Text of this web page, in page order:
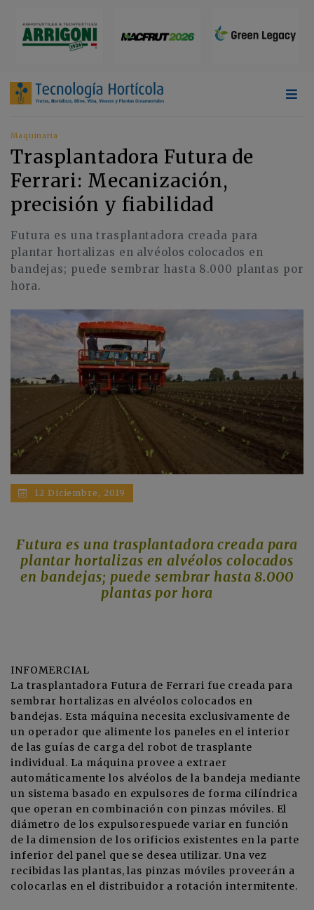
Maquinaria
Trasplantadora Futura de
Ferrari: Mecanización,
precisión y fiabilidad
Futura es una trasplantadora creada para
plantar hortalizas en alvéolos colocados en
bandejas; puede sembrar hasta 8.000 plantas por
hora.
12 Diciembre, 2019
Futura es una trasplantadora creada para
plantar hortalizas en alvéolos colocados
en bandejas; puede sembrar hasta 8.000
plantas por hora
INFOMERCIAL
La trasplantadora Futura de Ferrari fue creada para
sembrar hortalizas en alvéolos colocados en
bandejas. Esta máquina necesita exclusivamente de
un operador que alimente los paneles en el interior
de las guías de carga del robot de trasplante
individual. La máquina provee a extraer
automáticamente los alvéolos de la bandeja mediante
un sistema basado en expulsores de forma cilíndrica
que operan en combinación con pinzas móviles. El
diámetro de los expulsorespuede variar en función
de la dimension de los orificios existentes en la parte
inferior del panel que se desea utilizar. Una vez
recibidas las plantas, las pinzas móviles proveerán a
colocarlas en el distribuidor a rotación intermitente.